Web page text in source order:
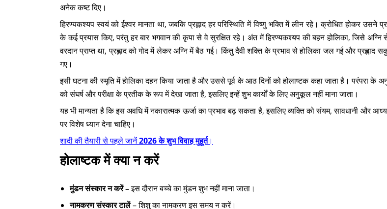
अनेक कष्ट दिए।
हिरण्यकश्यप स्वयं को ईश्वर मानता था, जबकि प्रह्लाद हर परिस्थिति में विष्णु भक्ति में लीन रहे। क्रोधित होकर उसने
के कई प्रयास किए, परंतु हर बार भगवान की कृपा से वे सुरक्षित रहे। अंत में हिरण्यकश्यप की बहन होलिका, जिसे
वरदान प्राप्त था, प्रह्लाद को गोद में लेकर अग्नि में बैठ गई। किंतु दैवी शक्ति के प्रभाव से होलिका जल गई और प्रह्लाद
गए।
इसी घटना की स्मृति में होलिका दहन किया जाता है और उससे पूर्व के आठ दिनों को होलाष्टक कहा जाता है। परंपरा के
को संघर्ष और परीक्षा के प्रतीक के रूप में देखा जाता है, इसलिए इन्हें शुभ कार्यों के लिए अनुकूल नहीं माना जाता।
यह भी मान्यता है कि इस अवधि में नकारात्मक ऊर्जा का प्रभाव बढ़ सकता है, इसलिए व्यक्ति को संयम, सावधानी और
पर विशेष ध्यान देना चाहिए।
शादी की तैयारी से पहले जानें2026 के शुभ विवाह मुहूर्त।
होलाष्टक में क्या न करें
मुंडन संस्कार न करें –इस दौरान बच्चे का मुंडन शुभ नहीं माना जाता।
नामकरण संस्कार टालें– शिशु का नामकरण इस समय न करें।